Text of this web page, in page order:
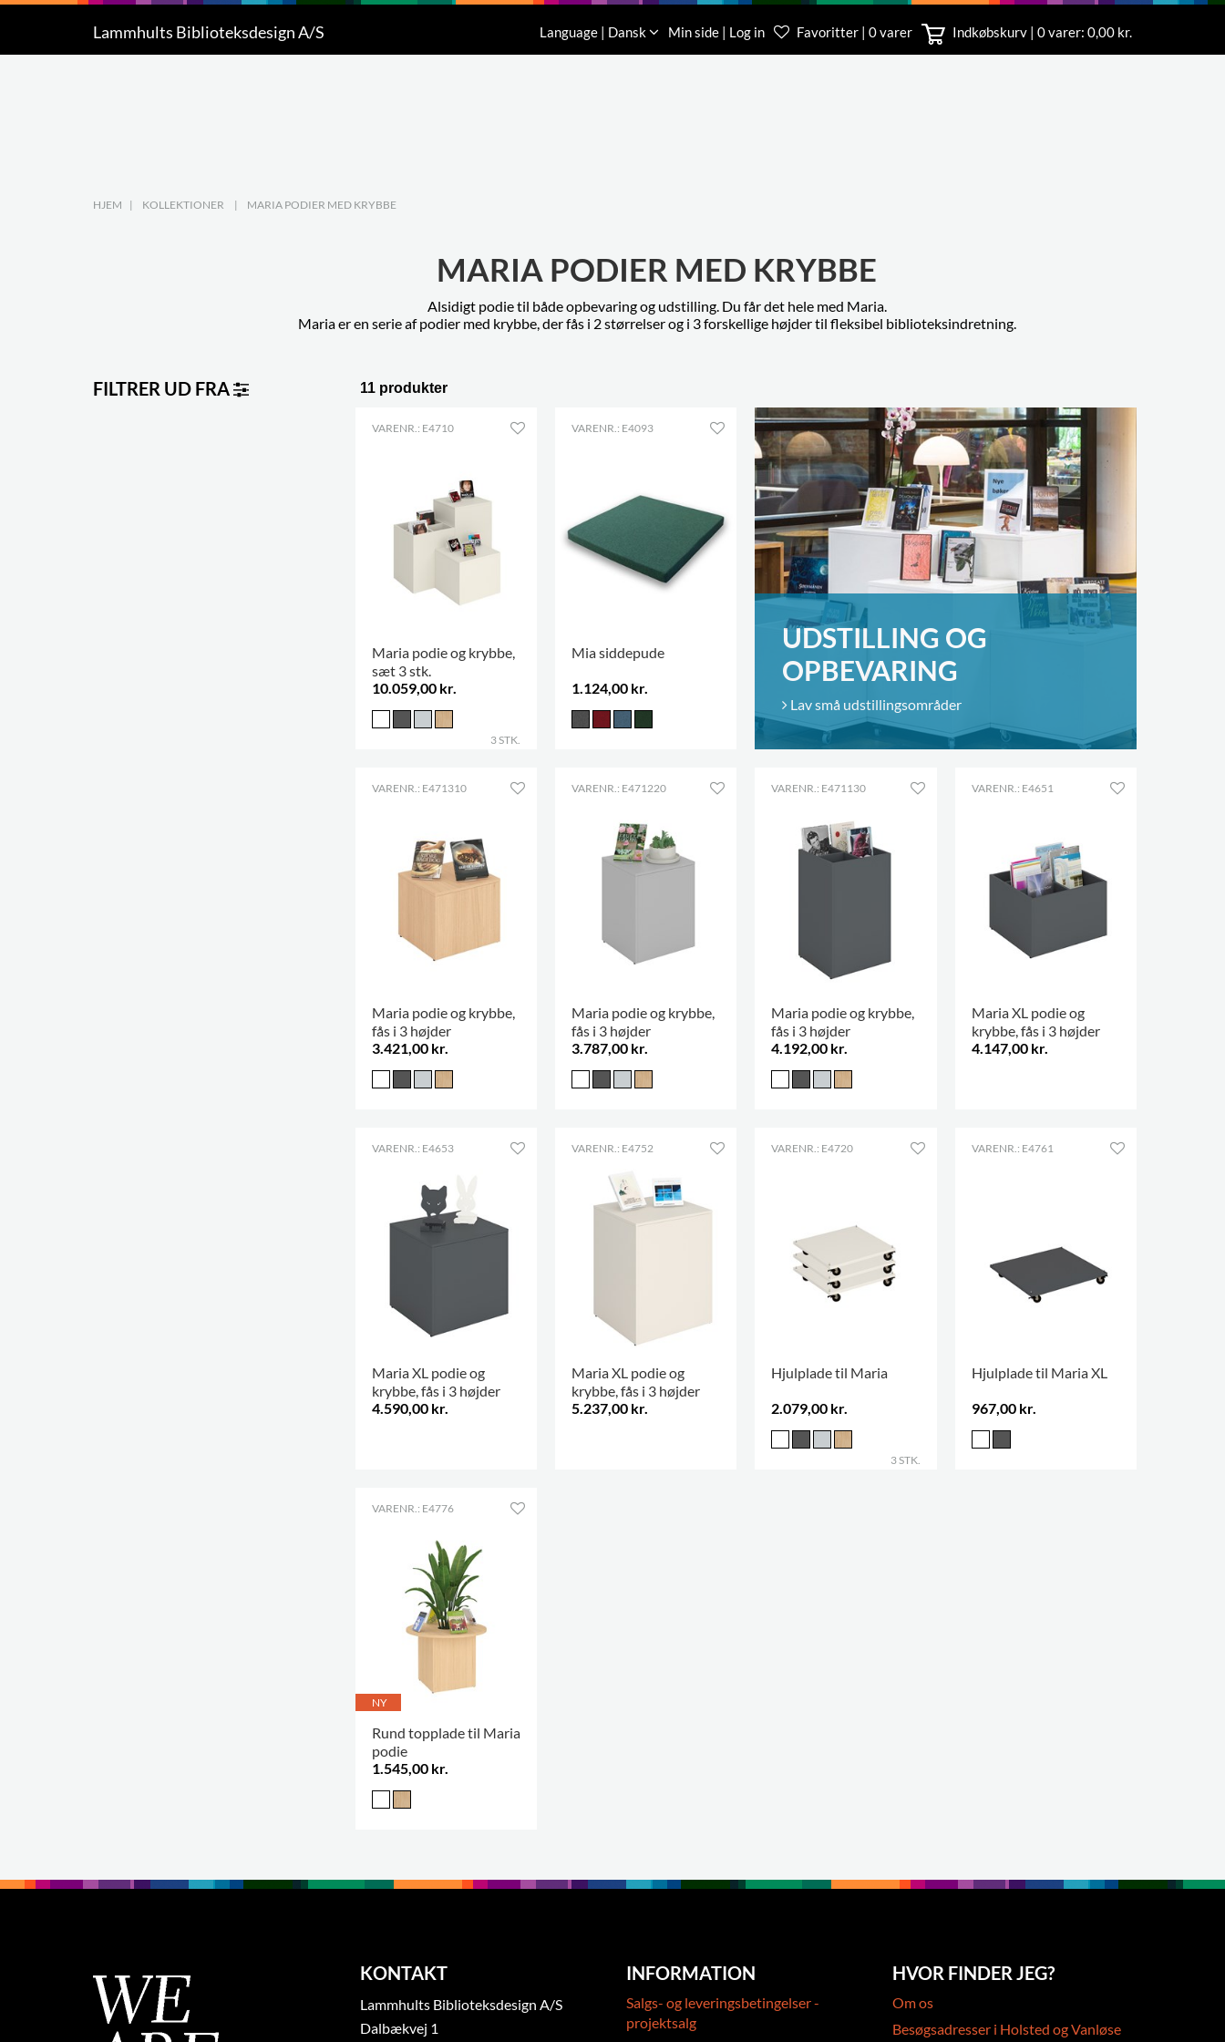
5
Produkter
Lammhults Biblioteksdesign A/S Language | Dansk Min side | Log in Favoritter | 0 varer Indkøbskurv | 0varer: 0,00 kr.
Kundeservice
76 78 26 11
HJEM | KOLLEKTIONER | MARIA PODIER MED KRYBBE
MARIA PODIER MED KRYBBE
Alsidigt podie til både opbevaring og udstilling. Du får det hele med Maria.
Maria er en serie af podier med krybbe, der fås i 2 størrelser og i 3 forskellige højder til fleksibel biblioteksindretning.
FILTRER UD FRA 11 produkter
UDSTILLING OG
OPBEVARING
Lav små udstillingsområder
VARENR.: E4710
Maria podie og krybbe,
sæt 3 stk.
10.059,00 kr.
3 STK.
VARENR.: E4093
Mia siddepude
1.124,00 kr.
VARENR.: E471310
Maria podie og krybbe,
fås i 3 højder
3.421,00 kr.
VARENR.: E471220
Maria podie og krybbe,
fås i 3 højder
3.787,00 kr.
VARENR.: E471130
Maria podie og krybbe,
fås i 3 højder
4.192,00 kr.
VARENR.: E4651
Maria XL podie og
krybbe, fås i 3 højder
4.147,00 kr.
VARENR.: E4653
Maria XL podie og
krybbe, fås i 3 højder
4.590,00 kr.
VARENR.: E4752
Maria XL podie og
krybbe, fås i 3 højder
5.237,00 kr.
VARENR.: E4720
Hjulplade til Maria
2.079,00 kr.
3 STK.
VARENR.: E4761
Hjulplade til Maria XL
967,00 kr.
VARENR.: E4776
NY
Rund topplade til Maria
podie
1.545,00 kr.
KONTAKT
Lammhults Biblioteksdesign A/S
Dalbækvej 1
INFORMATION
Salgs- og leveringsbetingelser -
projektsalg
HVOR FINDER JEG?
Om os
Besøgsadresser i Holsted og Vanløse